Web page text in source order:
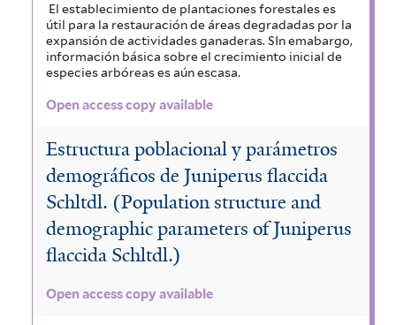
El establecimiento de plantaciones forestales es
útil para la restauración de áreas degradadas por la
expansión de actividades ganaderas. SIn emabargo,
información básica sobre el crecimiento inicial de
especies arbóreas es aún escasa.
Open access copy available
Estructura poblacional y parámetros
demográficos de Juniperus flaccida
Schltdl. (Population structure and
demographic parameters of Juniperus
flaccida Schltdl.)
Open access copy available